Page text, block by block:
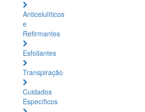
Anticelulíticos
e
Refirmantes
Esfoliantes
Transpiração
Cuidados
Específicos